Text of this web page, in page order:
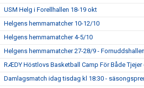
USM Helg i Forellhallen 18-19 okt
Helgens hemmamatcher 10-12/10
Helgens hemmamatcher 4-5/10
Helgens hemmamatcher 27-28/9 - Fornuddshallen
RÆDY Höstlovs Basketball Camp För Både Tjejer
Damlagsmatch idag tisdag kl 18:30 -